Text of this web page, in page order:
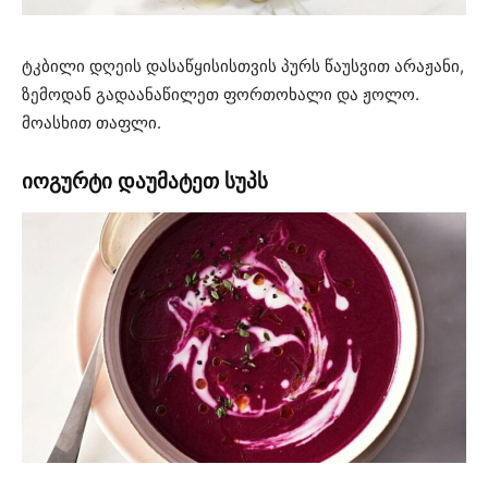
ტკბილი დღეის დასაწყისისთვის პურს წაუსვით არაჟანი,
ზემოდან გადაანაწილეთ ფორთოხალი და ჟოლო.
მოასხით თაფლი.
იოგურტი დაუმატეთ სუპს